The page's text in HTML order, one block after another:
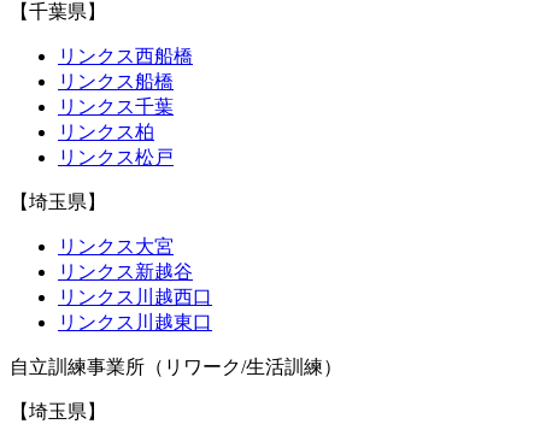
【千葉県】
リンクス西船橋
リンクス船橋
リンクス千葉
リンクス柏
リンクス松戸
【埼玉県】
リンクス大宮
リンクス新越谷
リンクス川越西口
リンクス川越東口
自立訓練事業所（リワーク/生活訓練）
【埼玉県】